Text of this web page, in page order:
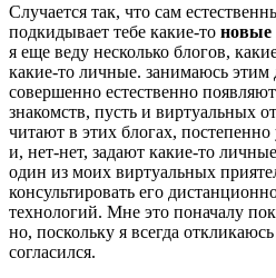
Случается так, что сам
подкидывает тебе какие-то новые
я еще веду несколько блогов,
какие-то личные. занимаюсь этим
совершенно естественно
знакомств, пусть и виртуальных
читают в этих блогах,
и, нет-нет, задают какие-то
один из моих виртуальных
консультировать его
технологий. Мне это поначалу
но, поскольку я всегда
согласился.